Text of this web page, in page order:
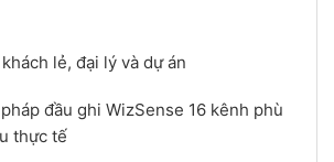
lẻ, đại lý và dự án
đầu ghi WizSense 16 kênh phù
thực tế